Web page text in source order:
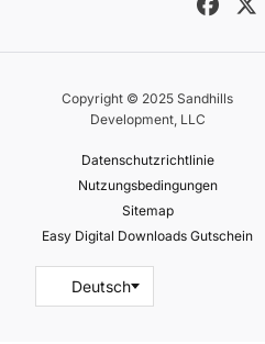
Copyright © 2025 Sandhills
Development, LLC
Datenschutzrichtlinie
Nutzungsbedingungen
Sitemap
Easy Digital Downloads Gutschein